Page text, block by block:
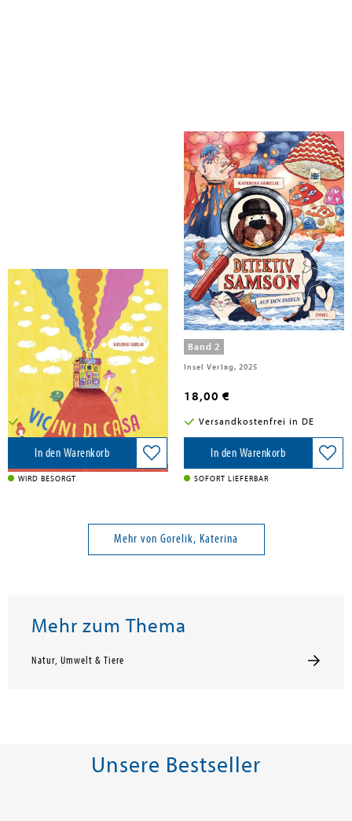
Gorelik, Katerina
Vicini di casa
La Margherita, 2026
27,50 €
Versandkostenfrei in DE
In den Warenkorb
WIRD BESORGT
Gorelik, Katerina
Detektiv Samson - Auf den Inseln
(Der Hundedetektiv ermittelt 2)
Band 2
Insel Verlag, 2025
18,00 €
Versandkostenfrei in DE
In den Warenkorb
SOFORT LIEFERBAR
Mehr von Gorelik, Katerina
Mehr zum Thema
Natur, Umwelt & Tiere
Unsere Bestseller